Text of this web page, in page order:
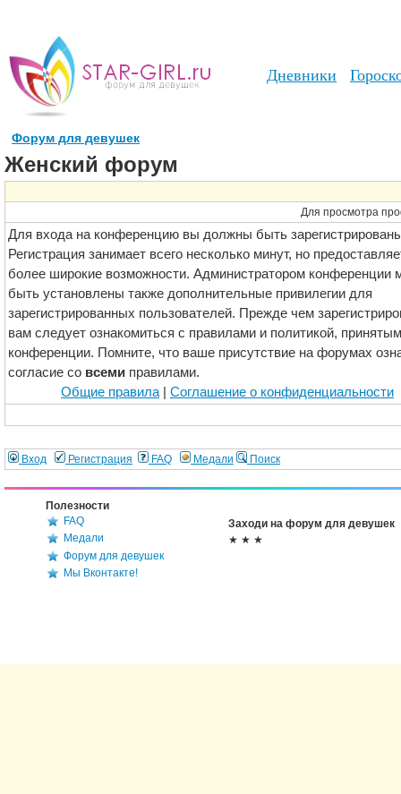
Дневники
Форум для девушек
Женский форум
Для просмотра
Для входа на конференцию вы должны быть
Регистрация занимает всего несколько минут, но
более широкие возможности. Администратором конференции
быть установлены также дополнительные привилегии для
зарегистрированных пользователей. Прежде чем
вам следует ознакомиться с правилами и политикой,
конференции. Помните, что ваше присутствие на форумах
согласие со всеми правилами.
Общие правила
Соглашение о конфиденциальности
Вход Регистрация FAQ Медали Поиск
Полезности
FAQ
Медали
Форум для девушек
Мы Вконтакте!
Заходи на форум для девушек
★ ★ ★